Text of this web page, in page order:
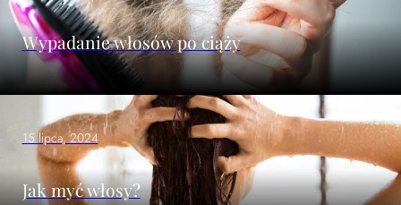
Wypadanie włosów po ciąży
15 lipca, 2024
Jak myć włosy?